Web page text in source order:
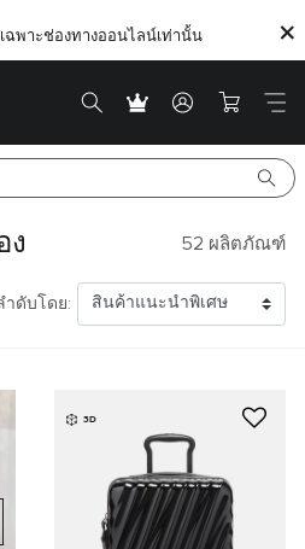
ฉพาะช่องทางออนไลน์เท่านั้น
ง 52 ผลิตภัณฑ์
ำดับโดย:
3D